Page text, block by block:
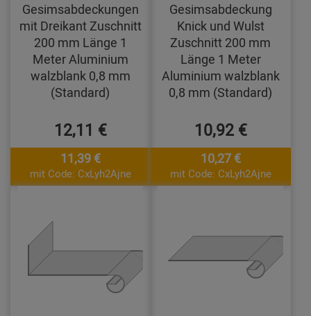
Gesimsabdeckungen
mit Dreikant Zuschnitt
200 mm Länge 1
Meter Aluminium
walzblank 0,8 mm
(Standard)
12,11 €
11,39 €
mit Code: CxLyh2Ajne
Gesimsabdeckung
Knick und Wulst
Zuschnitt 200 mm
Länge 1 Meter
Aluminium walzblank
0,8 mm (Standard)
10,92 €
10,27 €
mit Code: CxLyh2Ajne